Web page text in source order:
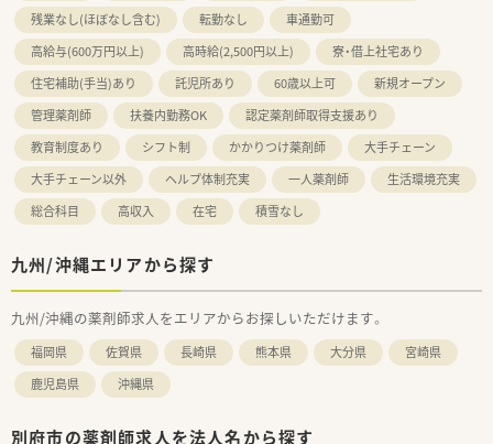
残業なし(ほぼなし含む)
転勤なし
車通勤可
高給与(600万円以上)
高時給(2,500円以上)
寮・借上社宅あり
住宅補助(手当)あり
託児所あり 60歳以上可
新規オープン
管理薬剤師
扶養内勤務OK
認定薬剤師取得支援あり
教育制度あり
シフト制 かかりつけ薬剤師
大手チェーン
大手チェーン以外
ヘルプ体制充実 一人薬剤師
生活環境充実
総合科目
高収入 在宅 積雪なし
九州/沖縄エリアから探す
九州/沖縄の薬剤師求人をエリアからお探しいただけます。
福岡県 佐賀県 長崎県 熊本県 大分県
宮崎県
鹿児島県
沖縄県
別府市の薬剤師求人を法人名から探す